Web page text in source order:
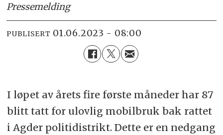
Pressemelding
PUBLISERT 01.06.2023 - 08:00
I løpet av årets fire første måneder har 87
blitt tatt for ulovlig mobilbruk bak rattet
i Agder politidistrikt. Dette er en nedgang